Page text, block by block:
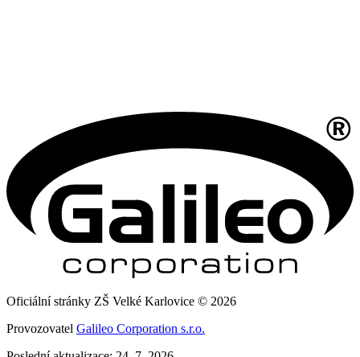
Oficiální stránky ZŠ Velké Karlovice © 2026
Provozovatel Galileo Corporation s.r.o.